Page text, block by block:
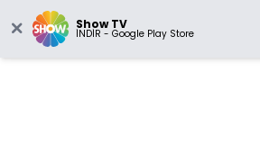
Show TV
İNDİR - Google Play Store